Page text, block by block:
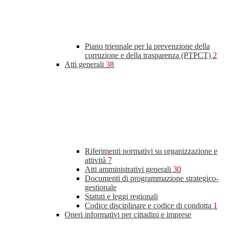
Piano triennale per la prevenzione della
corruzione e della trasparenza (PTPCT) 2
Atti generali 38
Riferimenti normativi su organizzazione e
attività 7
Atti amministrativi generali 30
Documenti di programmazione strategico-
gestionale
Statuti e leggi regionali
Codice disciplinare e codice di condotta 1
Oneri informativi per cittadini e imprese